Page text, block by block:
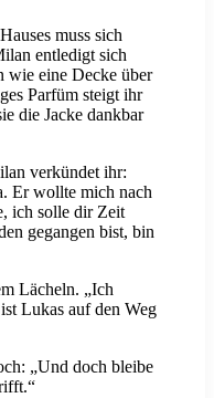
muss sich
entledigt sich
wie eine Decke über
Parfüm steigt ihr
die Jacke dankbar
verkündet ihr:
Er wollte mich nach
ich solle dir Zeit
gegangen bist, bin
Lächeln. „Ich
Lukas auf den Weg
„Und doch bleibe